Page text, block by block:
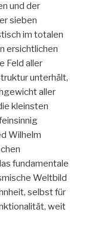
und der
sieben
im totalen
ersichtlichen
Feld aller
unterhält,
aller
kleinsten
Wilhelm
fundamentale
Weltbild
selbst für
weit